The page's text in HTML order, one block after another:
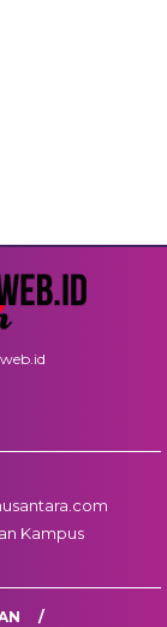
Kampus